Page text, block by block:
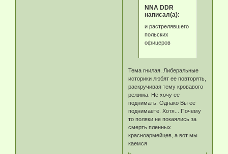
NNA DDR
написал(а):
и растрелявшего
польских
офицеров
Тема гнилая. Либеральные
историки любят ее повторять,
раскручивая тему кровавого
режима. Не хочу ее
поднимать. Однако Вы ее
поднимаете. Хотя... Почему
то поляки не покаялись за
смерть пленных
красноармейцев, а вот мы
каемся